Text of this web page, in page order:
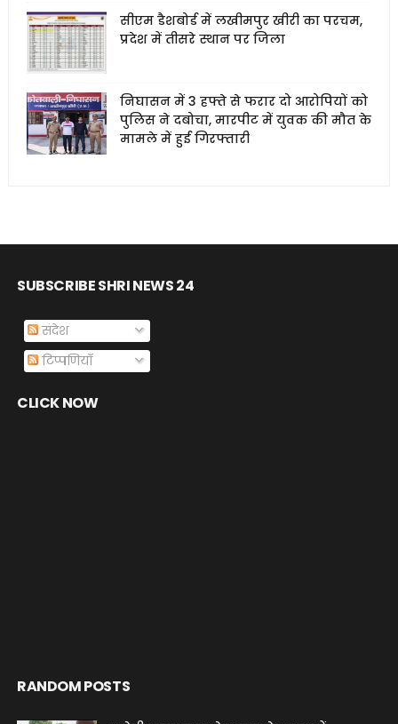
सीएम डैशबोर्ड में लखीमपुर खीरी का परचम,
प्रदेश में तीसरे स्थान पर जिला
निघासन में 3 हफ्ते से फरार दो आरोपियों को
पुलिस ने दबोचा, मारपीट में युवक की मौत के
मामले में हुई गिरफ्तारी
SUBSCRIBE SHRI NEWS 24
संदेश
टिप्पणियाँ
CLICK NOW
RANDOM POSTS